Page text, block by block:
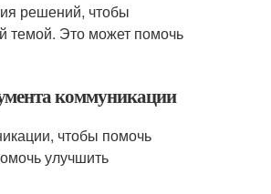
решений, чтобы
темой. Это может помочь
коммуникации
чтобы помочь
улучшить